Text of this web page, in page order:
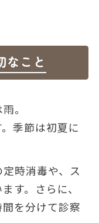
なこと
。
季節は初夏に
時消毒や、ス
す。さらに、
を分けて診察